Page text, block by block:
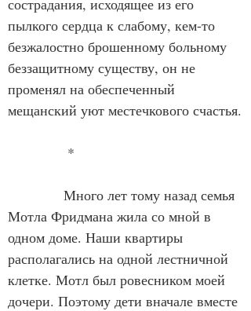
сострадания, исходящее из его
пылкого сердца к слабому, кем-то
безжалостно брошенному больному
беззащитному существу, он не
променял на обеспеченный
мещанский уют местечкового счастья.
*
Много лет тому назад семья
Мотла Фридмана жила со мной в
одном доме. Наши квартиры
располагались на одной лестничной
клетке. Мотл был ровесником моей
дочери. Поэтому дети вначале вместе